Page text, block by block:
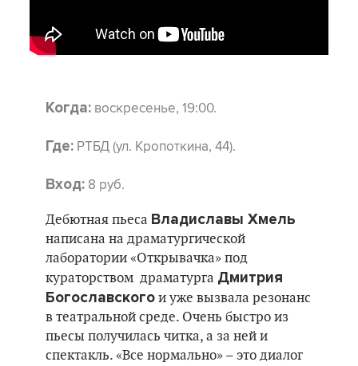
Когда: воскресенье, 19:00.
Где: РТБД (ул. Кропоткина, 44).
Вход: 8 руб.
Дебютная пьеса Владиславы Хмель
написана на драматургической
лаборатории «Открывачка» под
кураторством драматурга Дмитрия
Богославского и уже вызвала резонанс
в театральной среде. Очень быстро из
пьесы получилась читка, а за ней и
спектакль. «Все нормально» – это диалог